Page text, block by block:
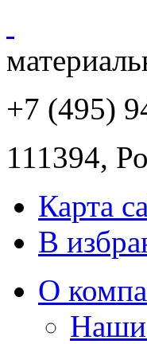
+7 (495)
111394,
Карта
В
О
Наши